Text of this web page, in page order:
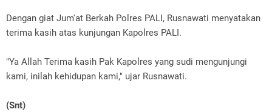
Dengan giat Jum'at Berkah Polres PALI, Rusnawati menyatakan
terima kasih atas kunjungan Kapolres PALI.
"Ya Allah Terima kasih Pak Kapolres yang sudi mengunjungi
kami, inilah kehidupan kami," ujar Rusnawati.
(Snt)